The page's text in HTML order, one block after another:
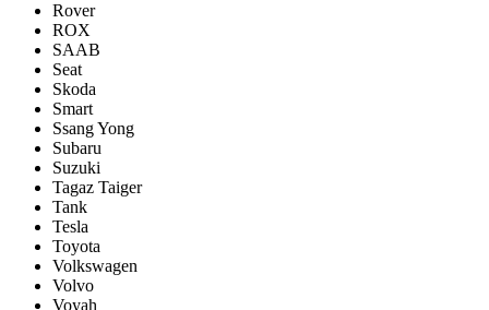
Rover
ROX
SAAB
Seat
Skoda
Smart
Ssang Yong
Subaru
Suzuki
Tagaz Taiger
Tank
Tesla
Toyota
Volkswagen
Volvo
Voyah